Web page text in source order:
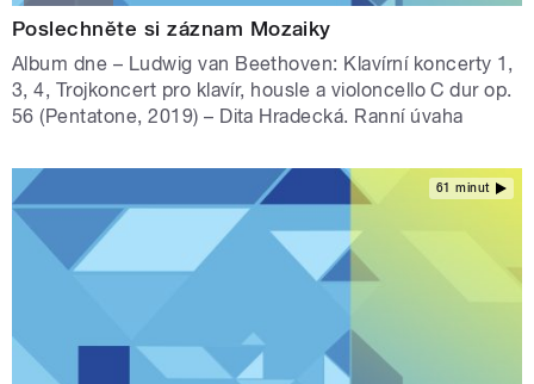
Poslechněte si záznam Mozaiky
Album dne – Ludwig van Beethoven: Klavírní koncerty 1,
3, 4, Trojkoncert pro klavír, housle a violoncello C dur op.
56 (Pentatone, 2019) – Dita Hradecká. Ranní úvaha
61 minut